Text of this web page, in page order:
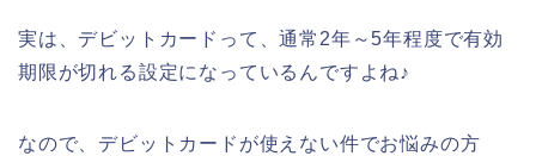
実は、デビットカードって、通常2年～5年程度で有効
期限が切れる設定になっているんですよね♪
なので、デビットカードが使えない件でお悩みの方